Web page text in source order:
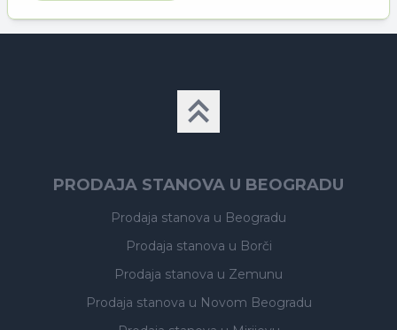
PRODAJA STANOVA U BEOGRADU
Prodaja stanova u Beogradu
Prodaja stanova u Borči
Prodaja stanova u Zemunu
Prodaja stanova u Novom Beogradu